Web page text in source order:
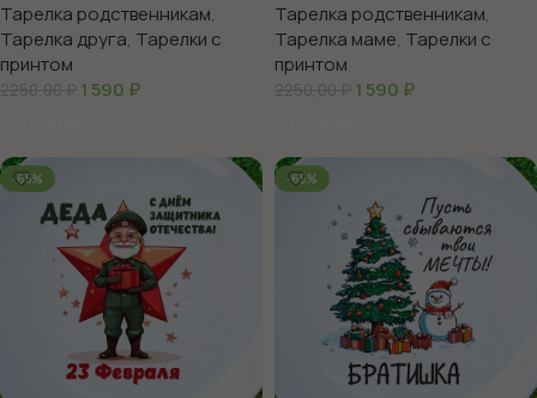
Тарелка родственникам,
Тарелка друга, Тарелки с
принтом
2250,00₽ 1 590 ₽
Тарелка родственникам,
Тарелка маме, Тарелки с
принтом
2250,00₽ 1 590 ₽
-65% -65%